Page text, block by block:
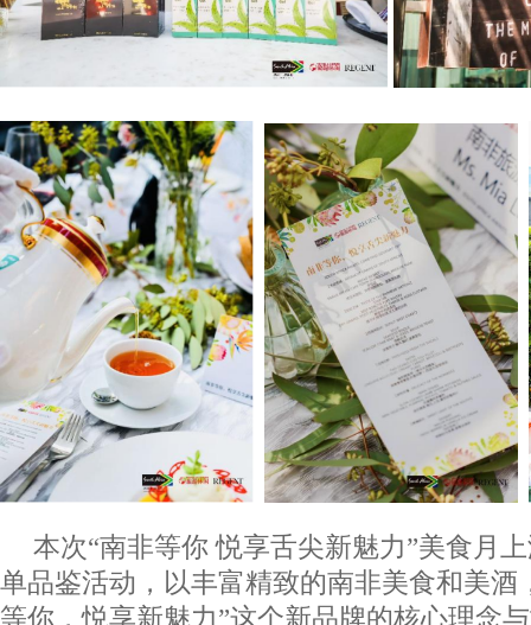
本次“南非等你 悦享舌尖新魅力”美食月
单品鉴活动，以丰富精致的南非美食和美酒
等你，悦享新魅力”这个新品牌的核心理念